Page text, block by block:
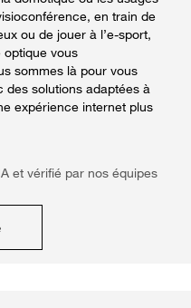
en train de
ou de jouer à l’e-sport,
optique vous
sommes là pour vous
des solutions adaptées à
expérience internet plus
et vérifié par nos équipes